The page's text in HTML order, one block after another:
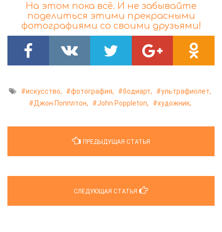
На этом пока всё. И не забывайте
поделиться этими прекрасными
фотографиями со своими друзьями!
искусство, фотография, бодиарт,
ультрафиолет,
Джон Попплтон,
John Poppleton, художник,
ПРЕДЫДУЩАЯ СТАТЬЯ
СЛЕДУЮЩАЯ СТАТЬЯ